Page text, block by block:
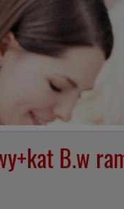
B.w